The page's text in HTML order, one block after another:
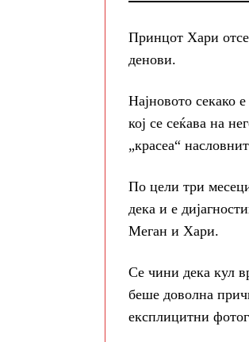
Принцот Хари
денови.
Најновото секако
кој се сеќава на
„красеа“
По цели три
дека и е
Меган и Хари.
Се чини дека кул
беше доволна
експлицитни